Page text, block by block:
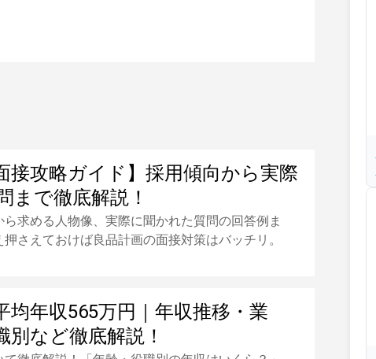
接攻略ガイド】採用傾向から実際
まで徹底解説！
求める人物像、実際に聞かれた質問の回答例ま
さえておけば良品計画の面接対策はバッチリ。
均年収565万円｜年収推移・業
別など徹底解説！